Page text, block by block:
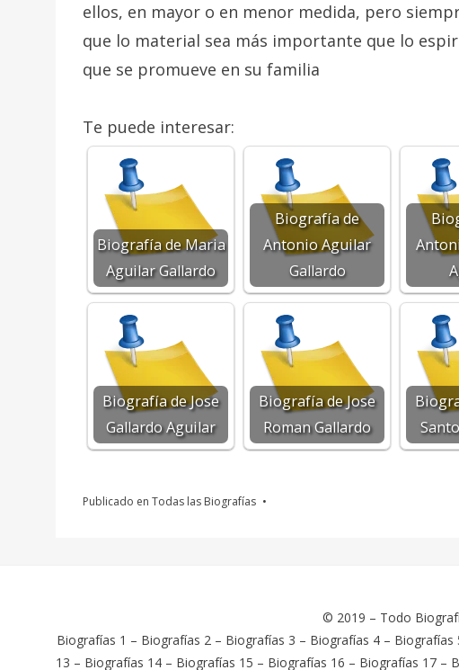
ellos, en mayor o en menor medida, pero
que lo material sea más importante que lo
que se promueve en su familia
Te puede interesar:
Biografía de Maria
Aguilar Gallardo
Biografía de
Antonio Aguilar
Gallardo
Biografía de Jose
Gallardo Aguilar
Biografía de Jose
Roman Gallardo
Publicado en Todas las Biografías
© 2019 – Todo
Biografías 1 – Biografías 2 – Biografías 3 – Biografías 4 – Biografías
13 – Biografías 14 – Biografías 15 – Biografías 16 – Biografías 17 –